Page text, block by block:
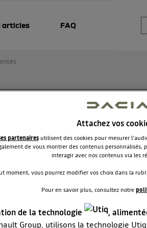
articles FAQ
valeurs adm et échap jeux
jojo74
Le5 mai 2025à13:10
pour une Dacia sandero
qui d'après recherche à le moteur
d'avances
Attachez vos
partenairesutilisent des cookies pour mesurer
de vous montrer des contenus personnalisés,
interagir avec nos contenus via les
moment, vous pourrez modifier vos choix dans la
Pour en savoir plus, consultez notre
de la technologie
,
Group, utilisons la technologie